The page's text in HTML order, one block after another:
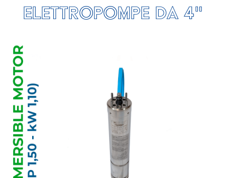
elettropompe da 4"